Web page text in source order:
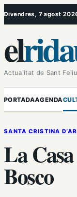
Vés
Divendres, 7 agost
el
Actualitat de Sant
PORTADAAGENDA
SANTA CRISTINA
La
Bosco